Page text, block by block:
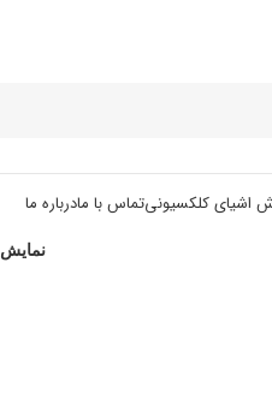
اشیای کلکسیونیتماس با مادرباره ما
نمایش